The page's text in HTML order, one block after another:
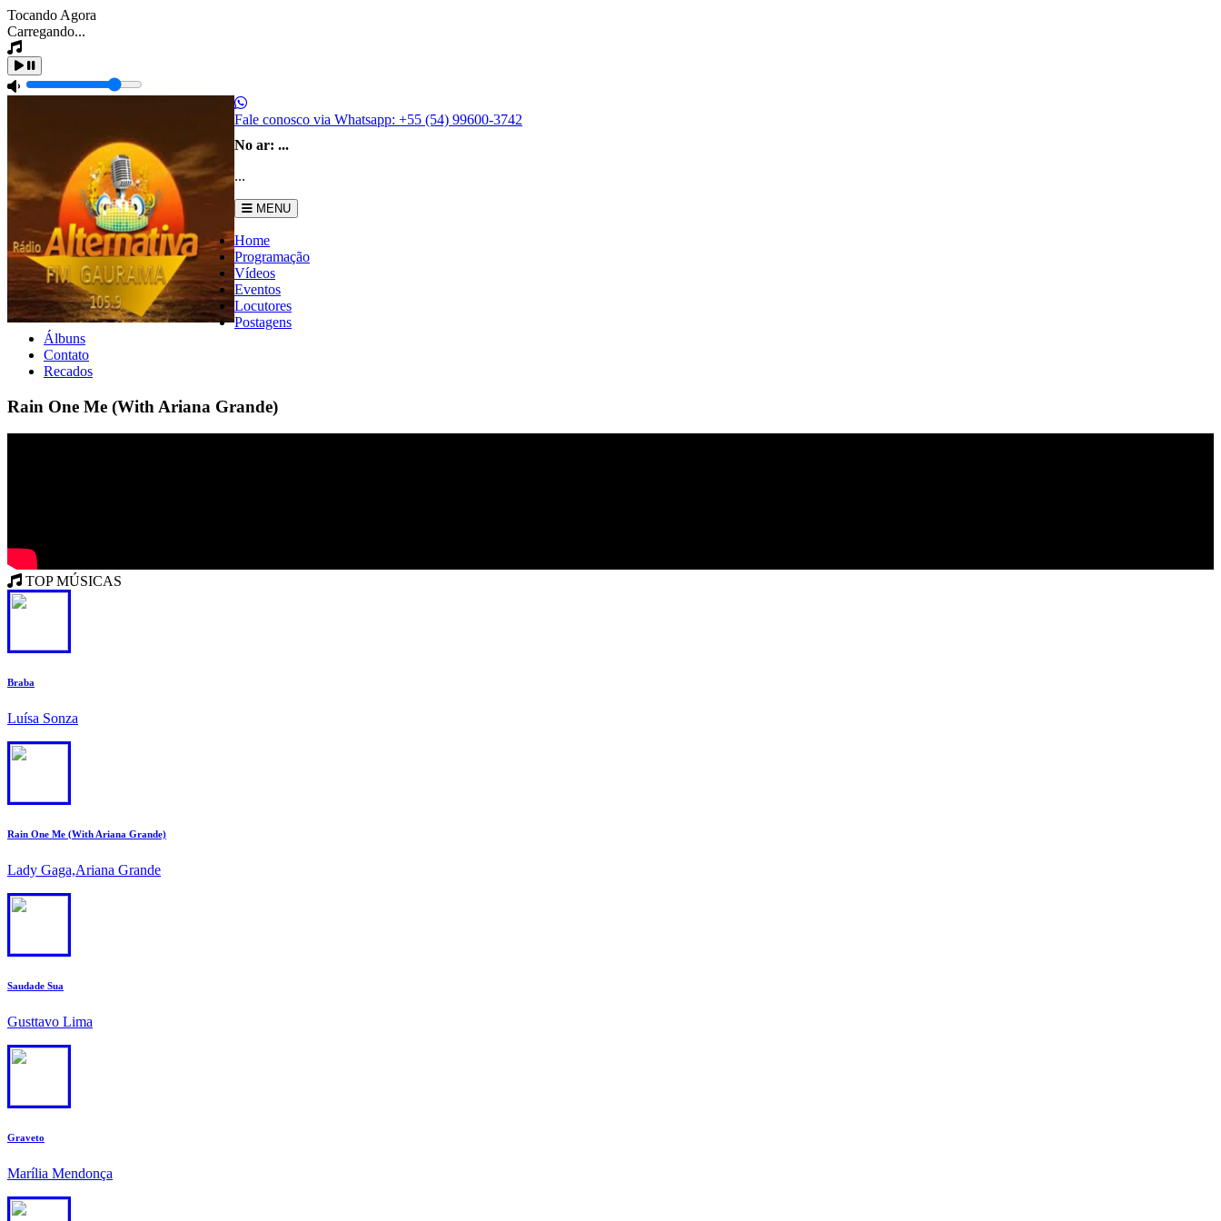
Tocando Agora
Carregando...
Fale conosco via Whatsapp: +55 (54) 99600-3742
No ar: ...
...
MENU
Home
Programação
Vídeos
Eventos
Locutores
Postagens
Álbuns
Contato
Recados
Rain One Me (With Ariana Grande)
TOP MÚSICAS
Braba
Luísa Sonza
Rain One Me (With Ariana Grande)
Lady Gaga,Ariana Grande
Saudade Sua
Gusttavo Lima
Graveto
Marília Mendonça